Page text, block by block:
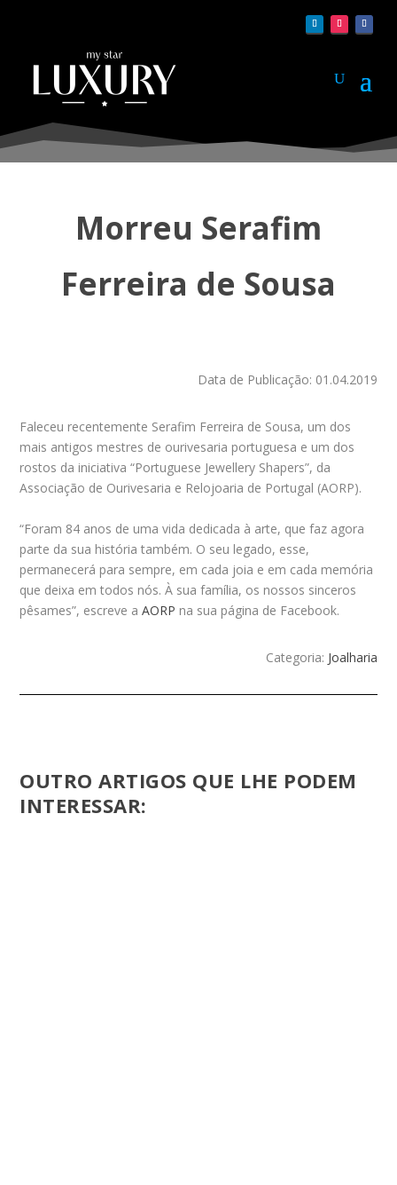
Morreu Serafim
Ferreira de Sousa
Data de Publicação: 01.04.2019
Faleceu recentemente Serafim Ferreira de Sousa, um dos
mais antigos mestres de ourivesaria portuguesa e um dos
rostos da iniciativa “Portuguese Jewellery Shapers”, da
Associação de Ourivesaria e Relojoaria de Portugal (AORP).
“Foram 84 anos de uma vida dedicada à arte, que faz agora
parte da sua história também. O seu legado, esse,
permanecerá para sempre, em cada joia e em cada memória
que deixa em todos nós. À sua família, os nossos sinceros
pêsames”, escreve aAORP na sua página de Facebook.
Categoria: Joalharia
OUTRO ARTIGOS QUE LHE PODEM
INTERESSAR: